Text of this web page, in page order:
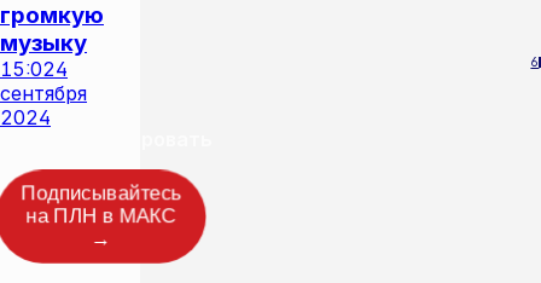
громкую
музыку
15:024
сентября
2024
6
Подписывайтесь
на ПЛН в МАКС
→